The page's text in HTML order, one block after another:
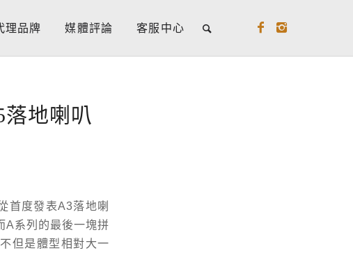
理品牌 媒體評論 客服中心
地喇叭
首度發表A3落地喇
A系列的最後一塊拼
但是體型相對大一